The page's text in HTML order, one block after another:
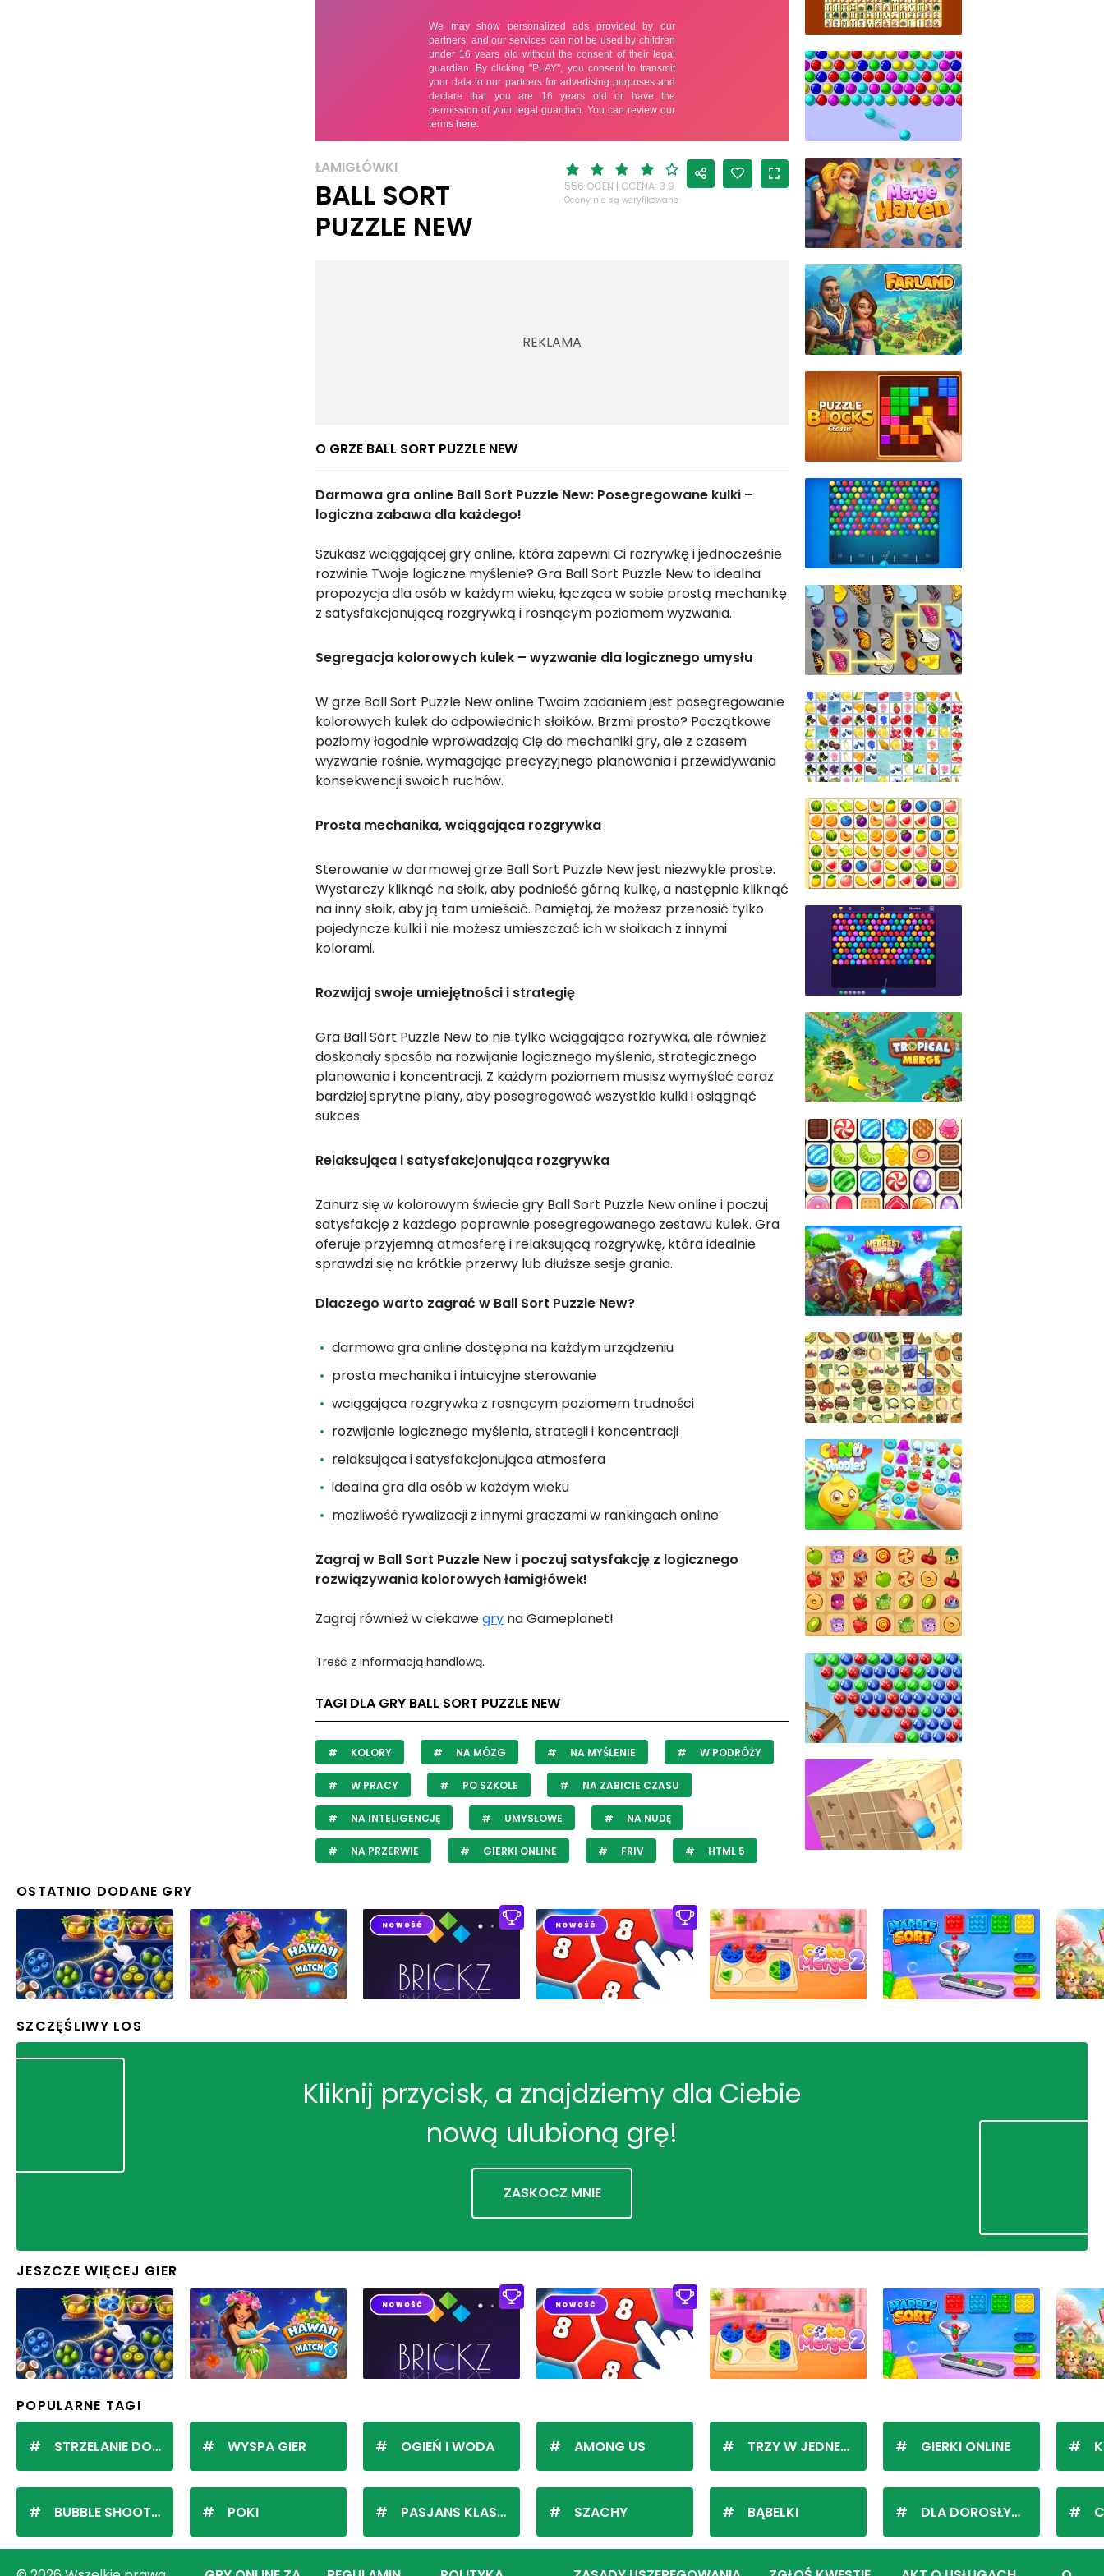
ŁAMIGŁÓWKI
BALL SORT
PUZZLE NEW
556 OCEN | OCENA: 3.9
Oceny nie są weryfikowane
O GRZE BALL SORT PUZZLE NEW
Darmowa gra online Ball Sort Puzzle New: Posegregowane kulki –
logiczna zabawa dla każdego!
Szukasz wciągającej gry online, która zapewni Ci rozrywkę i jednocześnie
rozwinie Twoje logiczne myślenie? Gra Ball Sort Puzzle New to idealna
propozycja dla osób w każdym wieku, łącząca w sobie prostą mechanikę
z satysfakcjonującą rozgrywką i rosnącym poziomem wyzwania.
Segregacja kolorowych kulek – wyzwanie dla logicznego umysłu
W grze Ball Sort Puzzle New online Twoim zadaniem jest posegregowanie
kolorowych kulek do odpowiednich słoików. Brzmi prosto? Początkowe
poziomy łagodnie wprowadzają Cię do mechaniki gry, ale z czasem
wyzwanie rośnie, wymagając precyzyjnego planowania i przewidywania
konsekwencji swoich ruchów.
Prosta mechanika, wciągająca rozgrywka
Sterowanie w darmowej grze Ball Sort Puzzle New jest niezwykle proste.
Wystarczy kliknąć na słoik, aby podnieść górną kulkę, a następnie kliknąć
na inny słoik, aby ją tam umieścić. Pamiętaj, że możesz przenosić tylko
pojedyncze kulki i nie możesz umieszczać ich w słoikach z innymi
kolorami.
Rozwijaj swoje umiejętności i strategię
Gra Ball Sort Puzzle New to nie tylko wciągająca rozrywka, ale również
doskonały sposób na rozwijanie logicznego myślenia, strategicznego
planowania i koncentracji. Z każdym poziomem musisz wymyślać coraz
bardziej sprytne plany, aby posegregować wszystkie kulki i osiągnąć
sukces.
Relaksująca i satysfakcjonująca rozgrywka
Zanurz się w kolorowym świecie gry Ball Sort Puzzle New online i poczuj
satysfakcję z każdego poprawnie posegregowanego zestawu kulek. Gra
oferuje przyjemną atmosferę i relaksującą rozgrywkę, która idealnie
sprawdzi się na krótkie przerwy lub dłuższe sesje grania.
Dlaczego warto zagrać w Ball Sort Puzzle New?
darmowa gra online dostępna na każdym urządzeniu
prosta mechanika i intuicyjne sterowanie
wciągająca rozgrywka z rosnącym poziomem trudności
rozwijanie logicznego myślenia, strategii i koncentracji
relaksująca i satysfakcjonująca atmosfera
idealna gra dla osób w każdym wieku
możliwość rywalizacji z innymi graczami w rankingach online
Zagraj w Ball Sort Puzzle New i poczuj satysfakcję z logicznego
rozwiązywania kolorowych łamigłówek!
Zagraj również w ciekawegry na Gameplanet!
Treść z informacją handlową.
TAGI DLA GRY BALL SORT PUZZLE NEW
KOLORY NA MÓZG NA MYŚLENIE W PODRÓŻY
W PRACY PO SZKOLE NA ZABICIE CZASU
NA INTELIGENCJĘ UMYSŁOWE NA NUDĘ
NA PRZERWIE GIERKI ONLINE FRIV HTML 5
OSTATNIO DODANE GRY
SZCZĘŚLIWY LOS
Kliknij przycisk, a znajdziemy dla Ciebie
nową ulubioną grę!
ZASKOCZ MNIE
JESZCZE WIĘCEJ GIER
POPULARNE TAGI
STRZELANIE DO KULEK
BUBBLE SHOOTER
WYSPA GIER
POKI
OGIEŃ I WODA
PASJANS KLASYCZNY
AMONG US
SZACHY
TRZY W JEDNEJ LINII
BĄBELKI
GIERKI ONLINE
DLA DOROSŁYCH